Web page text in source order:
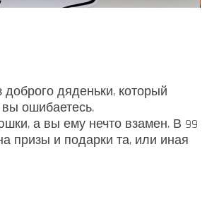
дяденьки, который
вы ошибаетесь.
а вы ему нечто взамен. В 99
призы и подарки та, или иная